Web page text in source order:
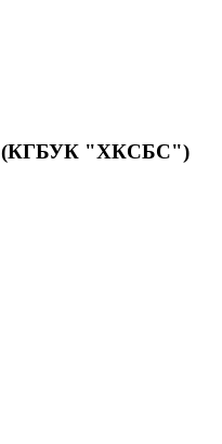
(КГБУК "ХКСБС")